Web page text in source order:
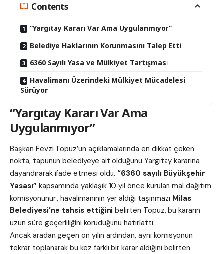
Contents
“Yargıtay Kararı Var Ama Uygulanmıyor”
Belediye Haklarının Korunmasını Talep Etti
6360 Sayılı Yasa ve Mülkiyet Tartışması
Havalimanı Üzerindeki Mülkiyet Mücadelesi
Sürüyor
“Yargıtay Kararı Var Ama
Uygulanmıyor”
Başkan Fevzi Topuz’un açıklamalarında en dikkat çeken
nokta, tapunun belediyeye ait olduğunu Yargıtay kararına
dayandırarak ifade etmesi oldu. “6360 sayılı Büyükşehir
Yasası” kapsamında yaklaşık 10 yıl önce kurulan mal dağıtım
komisyonunun, havalimanının yer aldığı taşınmazı Milas
Belediyesi’ne tahsis ettiğini belirten Topuz, bu kararın
uzun süre geçerliliğini koruduğunu hatırlattı.
Ancak aradan geçen on yılın ardından, aynı komisyonun
tekrar toplanarak bu kez farklı bir karar aldığını belirten